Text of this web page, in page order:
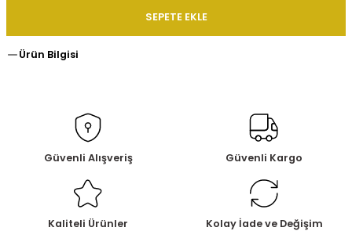
SEPETE EKLE
Ürün Bilgisi
Güvenli Alışveriş Güvenli Kargo
Kaliteli Ürünler Kolay İade ve Değişim